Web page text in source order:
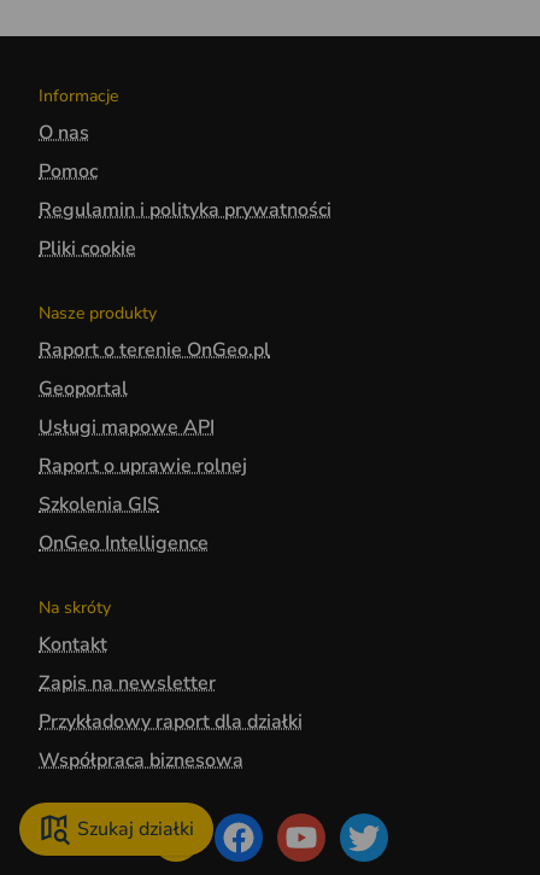
Informacje
O nas
Pomoc
Regulamin i polityka prywatności
Pliki cookie
Nasze produkty
Raport o terenie OnGeo.pl
Geoportal
Usługi mapowe API
Raport o uprawie rolnej
Szkolenia GIS
OnGeo Intelligence
Na skróty
Kontakt
Zapis na newsletter
Przykładowy raport dla działki
Współpraca biznesowa
Szukaj działki